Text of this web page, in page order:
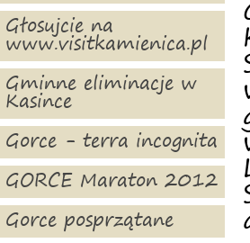
Głosujcie na
www.visitkamienica.pl
Gminne eliminacje w
Kasince
Gorce - terra incognita
GORCE Maraton 2012
Gorce posprzątane